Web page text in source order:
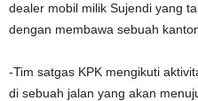
dealer mobil milik Sujendi yang
dengan membawa sebuah
-Tim satgas KPK mengikuti
di sebuah jalan yang akan